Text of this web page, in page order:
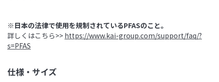
※日本の法律で使用を規制されているPFASのこと。
詳しくはこちら>> https://www.kai-group.com/support/faq/?
s=PFAS
仕様・サイズ